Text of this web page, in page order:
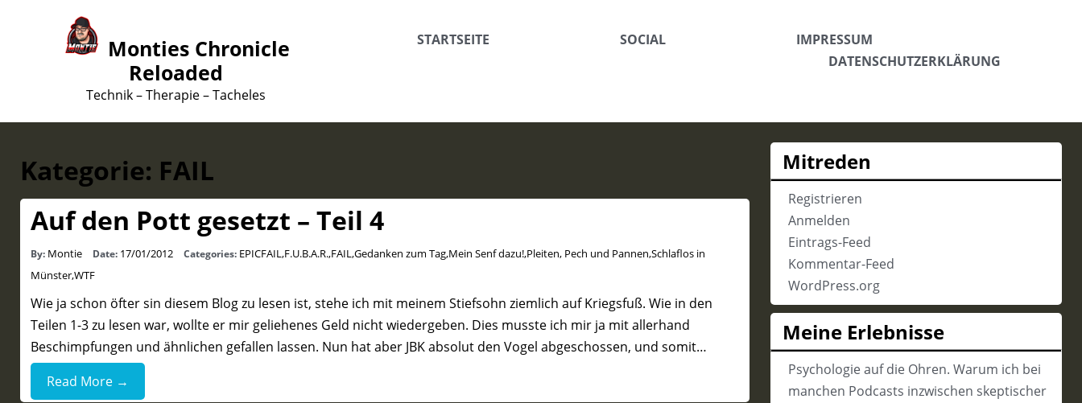
Monties Chronicle
Reloaded
Technik – Therapie – Tacheles
STARTSEITE SOCIAL
IMPRESSUM
DATENSCHUTZERKLÄRUNG
Kategorie: FAIL
Auf den Pott gesetzt – Teil 4
By: Montie Date: 17/01/2012 Categories: EPICFAIL,F.U.B.A.R.,FAIL,Gedanken zum Tag,Mein Senf dazu!,Pleiten, Pech und Pannen,Schlaflos in
Münster,WTF
Wie ja schon öfter sin diesem Blog zu lesen ist, stehe ich mit meinem Stiefsohn ziemlich auf Kriegsfuß. Wie in den
Teilen 1-3 zu lesen war, wollte er mir geliehenes Geld nicht wiedergeben. Dies musste ich mir ja mit allerhand
Beschimpfungen und ähnlichen gefallen lassen. Nun hat aber JBK absolut den Vogel abgeschossen, und somit…
Read More →
Mitreden
Registrieren
Anmelden
Eintrags-Feed
Kommentar-Feed
WordPress.org
Meine Erlebnisse
Psychologie auf die Ohren. Warum ich bei
manchen Podcasts inzwischen skeptischer